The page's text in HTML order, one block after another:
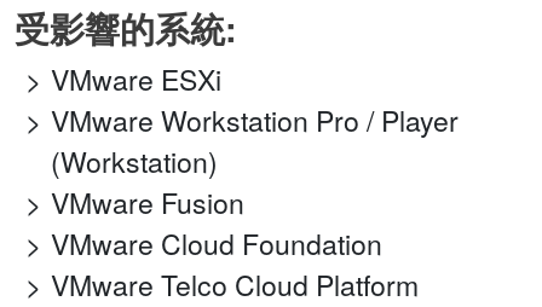
受影響的系統:
VMware ESXi
VMware Workstation Pro / Player
(Workstation)
VMware Fusion
VMware Cloud Foundation
VMware Telco Cloud Platform